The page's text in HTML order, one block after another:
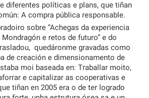
diferentes políticas e plans, que tiñan
A compra pública responsable.
sobre “Achegas da experiencia
e retos de futuro” e do
quedáronme gravadas como
de creación e dimensionamento de
moi baseada en: Traballar moito,
e capitalizar as cooperativas e
tiñan en 2005 era o de ter logrado